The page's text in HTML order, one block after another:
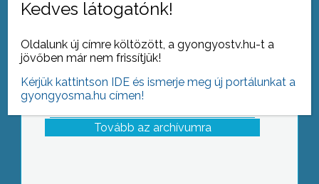
Tovább az archívumra
Kedves látogatónk!
Oldalunk új címre költözött, a gyongyostv.hu-t a
jövőben már nem frissítjük!
Kérjük kattintson IDE és ismerje meg új portálunkat a
gyongyosma.hu címen!